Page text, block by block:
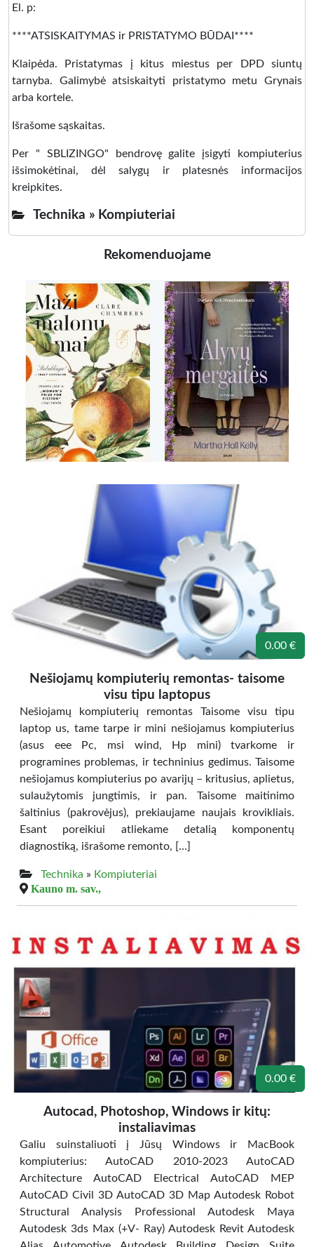
El. p:
****ATSISKAITYMAS ir PRISTATYMO BŪDAI****
Klaipėda. Pristatymas į kitus miestus per DPD siuntų
tarnyba. Galimybė atsiskaityti pristatymo metu Grynais
arba kortele.
Išrašome sąskaitas.
Per " SBLIZINGO" bendrovę galite įsigyti kompiuterius
išsimokėtinai, dėl salygų ir platesnės informacijos
kreipkites.
Technika » Kompiuteriai
Rekomenduojame
0.00 €
Nešiojamų kompiuterių remontas- taisome
visu tipu laptopus
Nešiojamų kompiuterių remontas Taisome visu tipu
laptop us, tame tarpe ir mini nešiojamus kompiuterius
(asus eee Pc, msi wind, Hp mini) tvarkome ir
programines problemas, ir techninius gedimus. Taisome
nešiojamus kompiuterius po avarijų – kritusius, aplietus,
sulaužytomis jungtimis, ir pan. Taisome maitinimo
šaltinius (pakrovėjus), prekiaujame naujais krovikliais.
Esant poreikiui atliekame detalią komponentų
diagnostiką, išrašome remonto, […]
Technika » Kompiuteriai
Kauno m. sav.,
0.00 €
Autocad, Photoshop, Windows ir kitų:
instaliavimas
Galiu suinstaliuoti į Jūsų Windows ir MacBook
kompiuterius: AutoCAD 2010-2023 AutoCAD
Architecture AutoCAD Electrical AutoCAD MEP
AutoCAD Civil 3D AutoCAD 3D Map Autodesk Robot
Structural Analysis Professional Autodesk Maya
Autodesk 3ds Max (+V- Ray) Autodesk Revit Autodesk